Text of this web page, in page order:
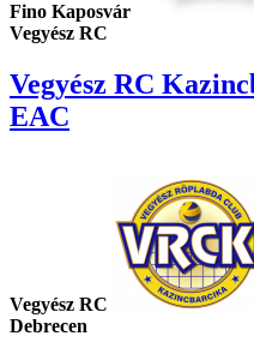
Fino Kaposvár
Vegyész RC
Vegyész RC
EAC
Vegyész RC
Debrecen